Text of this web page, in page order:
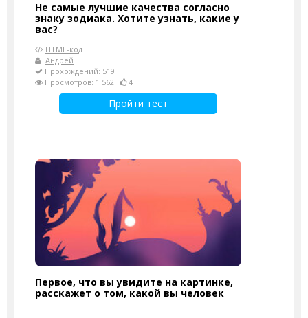
Не самые лучшие качества согласно
знаку зодиака. Хотите узнать, какие у
вас?
HTML-код
Андрей
Прохождений: 519
Просмотров: 1 562
4
Пройти тест
Первое, что вы увидите на картинке,
расскажет о том, какой вы человек